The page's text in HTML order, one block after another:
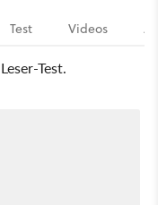
Test Videos
Test.